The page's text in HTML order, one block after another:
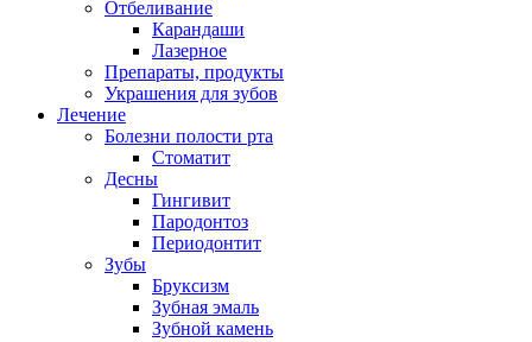
Отбеливание
Карандаши
Лазерное
Препараты, продукты
Украшения для зубов
Лечение
Болезни полости рта
Стоматит
Десны
Гингивит
Пародонтоз
Периодонтит
Зубы
Бруксизм
Зубная эмаль
Зубной камень